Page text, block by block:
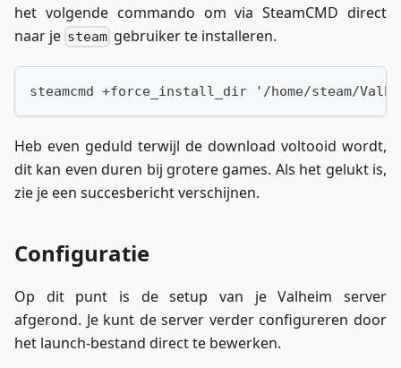
het volgende commando om via SteamCMD direct
naar je steam gebruiker te installeren.
steamcmd +force_install_dir '/home/steam/
Heb even geduld terwijl de download voltooid wordt,
dit kan even duren bij grotere games. Als het gelukt is,
zie je een succesbericht verschijnen.
Configuratie
Op dit punt is de setup van je Valheim server
afgerond. Je kunt de server verder configureren door
het launch-bestand direct te bewerken.